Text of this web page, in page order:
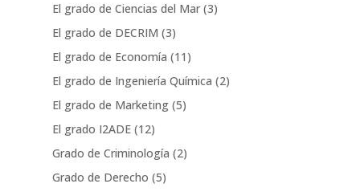
El grado de Ciencias del Mar(3)
El grado de DECRIM (3)
El grado de Economía (11)
El grado de Ingeniería Química (2)
El grado de Marketing(5)
El grado I2ADE(12)
Grado de Criminología (2)
Grado de Derecho (5)